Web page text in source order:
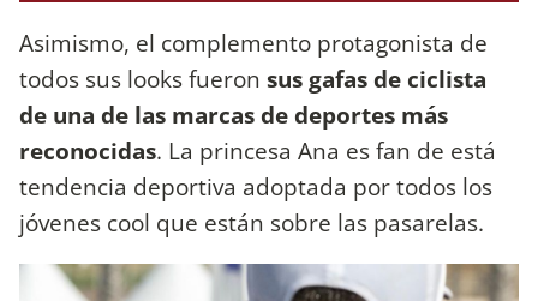
Asimismo, el complemento protagonista de
todos sus looks fueron sus gafas de ciclista
de una de las marcas de deportes más
reconocidas. La princesa Ana es fan de está
tendencia deportiva adoptada por todos los
jóvenes cool que están sobre las pasarelas.